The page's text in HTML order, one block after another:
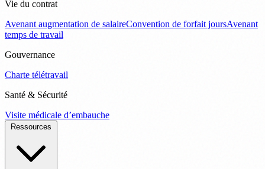
Vie du contrat
Avenant augmentation de salaireConvention de forfait joursAvenant
temps de travail
Gouvernance
Charte télétravail
Santé & Sécurité
Visite médicale d’embauche